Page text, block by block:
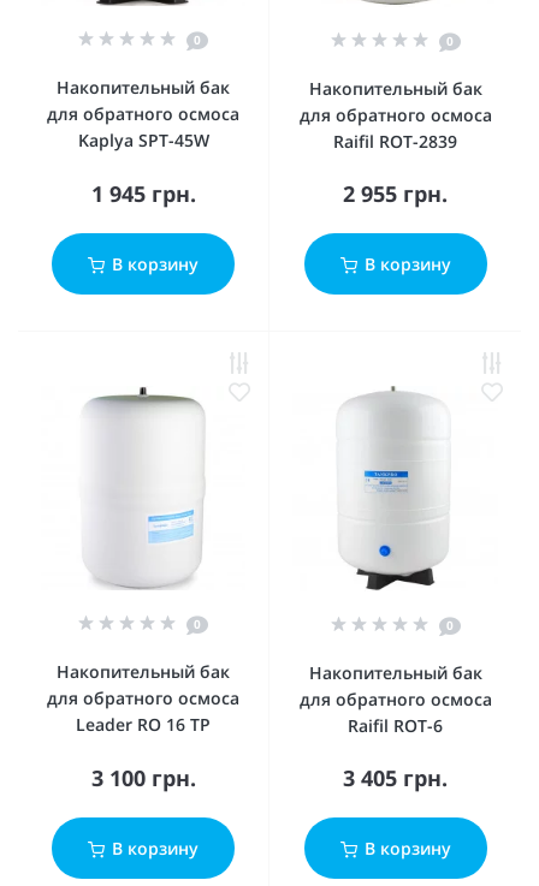
0
Накопительный бак
для обратного осмоса
Kaplya SPT-45W
1 945 грн.
В корзину
0
Накопительный бак
для обратного осмоса
Raifil ROT-2839
2 955 грн.
В корзину
0
Накопительный бак
для обратного осмоса
Leader RO 16 TP
3 100 грн.
В корзину
0
Накопительный бак
для обратного осмоса
Raifil ROT-6
3 405 грн.
В корзину